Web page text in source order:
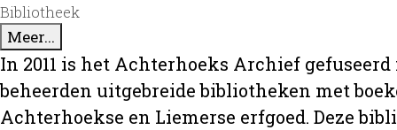
Bibliotheek
Meer...
In 2011 is het Achterhoeks Archief
beheerden uitgebreide bibliotheken met
Achterhoekse en Liemerse erfgoed. Deze